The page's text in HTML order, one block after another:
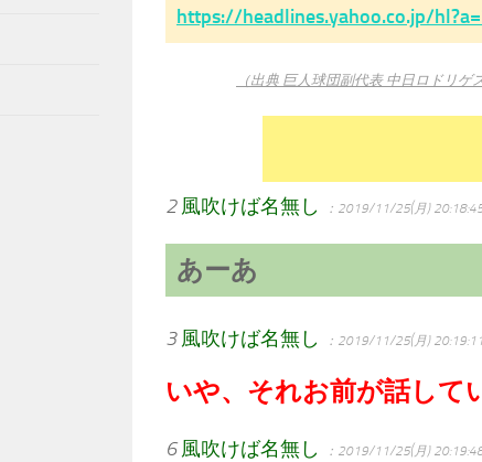
https://headlines.yahoo.co.jp/
（出典 巨人球団副代表 中日ロドリ
2 風吹けば名無し ：2019/11/25(月)
あーあ
3 風吹けば名無し ：2019/11/25(月)
いや、それお前が話して
6 風吹けば名無し ：2019/11/25(月)